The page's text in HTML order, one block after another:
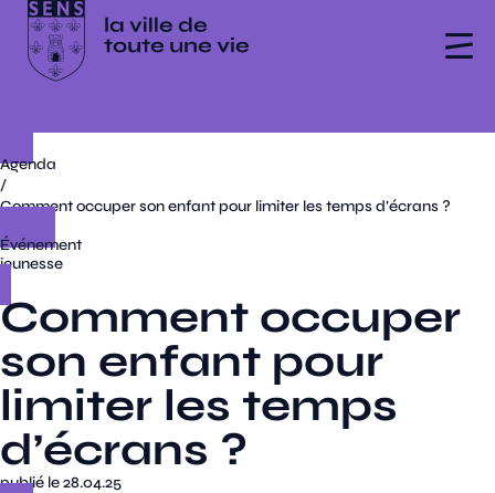
Agenda
/
Comment occuper son enfant pour limiter les temps d’écrans ?
Événement
jeunesse
Comment occuper
son enfant pour
limiter les temps
d’écrans ?
publié le 28.04.25